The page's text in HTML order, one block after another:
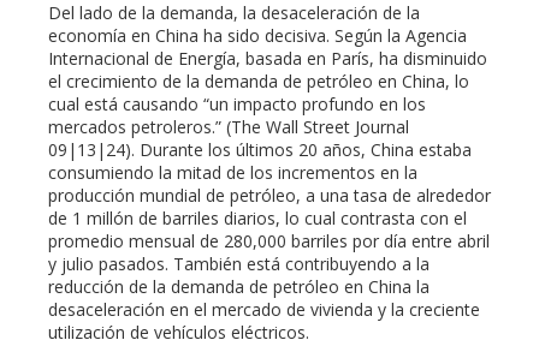
Del lado de la demanda, la desaceleración de la
economía en China ha sido decisiva. Según la Agencia
Internacional de Energía, basada en París, ha disminuido
el crecimiento de la demanda de petróleo en China, lo
cual está causando “un impacto profundo en los
mercados petroleros.” (The Wall Street Journal
09|13|24). Durante los últimos 20 años, China estaba
consumiendo la mitad de los incrementos en la
producción mundial de petróleo, a una tasa de alrededor
de 1 millón de barriles diarios, lo cual contrasta con el
promedio mensual de 280,000 barriles por día entre abril
y julio pasados. También está contribuyendo a la
reducción de la demanda de petróleo en China la
desaceleración en el mercado de vivienda y la creciente
utilización de vehículos eléctricos.